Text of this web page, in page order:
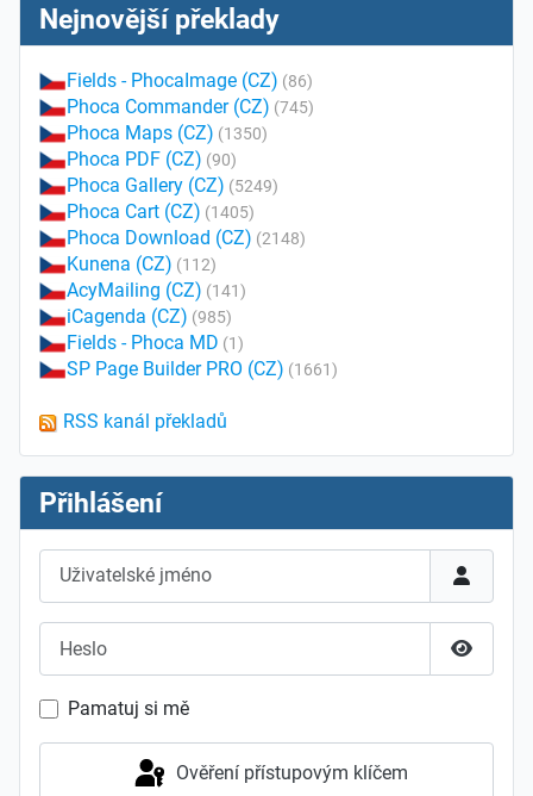
Nejnovější překlady
Fields - PhocaImage (CZ) (86)
Phoca Commander (CZ) (745)
Phoca Maps (CZ) (1350)
Phoca PDF (CZ) (90)
Phoca Gallery (CZ) (5249)
Phoca Cart (CZ) (1405)
Phoca Download (CZ) (2148)
Kunena (CZ) (112)
AcyMailing (CZ) (141)
iCagenda (CZ) (985)
Fields - Phoca MD (1)
SP Page Builder PRO (CZ) (1661)
RSS kanál překladů
Přihlášení
Uživatelské jméno
Pamatuj si mě
Ověření přístupovým klíčem